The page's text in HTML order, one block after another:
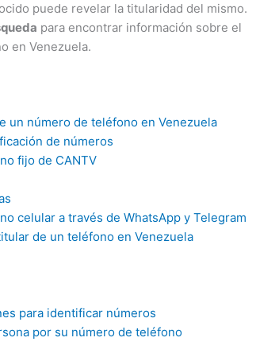
puede revelar la titularidad del mismo.
para encontrar información sobre el
en Venezuela.
un número de teléfono en Venezuela
de números
fijo de CANTV
celular a través de WhatsApp y Telegram
de un teléfono en Venezuela
para identificar números
por su número de teléfono